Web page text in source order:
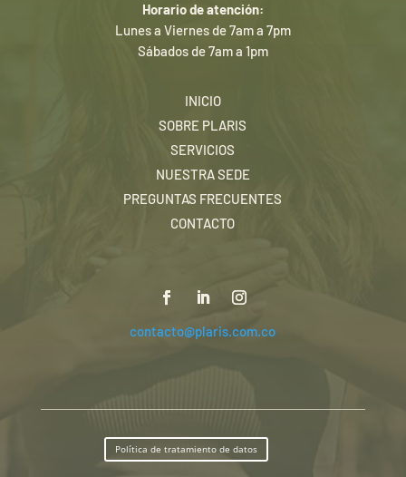
Horario de atención:
Lunes a Viernes de 7am a 7pm
Sábados de 7am a 1pm
INICIO
SOBRE PLARIS
SERVICIOS
NUESTRA SEDE
PREGUNTAS FRECUENTES
CONTACTO
contacto@plaris.com.co
Política de tratamiento de datos